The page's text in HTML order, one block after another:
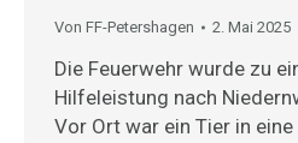
Von FF-Petershagen 2. Mai 2025
Die Feuerwehr wurde zu
Hilfeleistung nach
Vor Ort war ein Tier in